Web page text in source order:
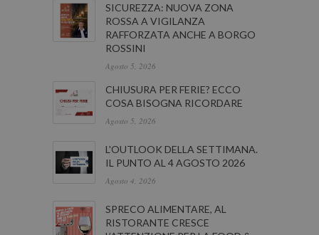
SICUREZZA: NUOVA ZONA
ROSSA A VIGILANZA
RAFFORZATA ANCHE A BORGO
ROSSINI
Agosto 5, 2026
CHIUSURA PER FERIE? ECCO
COSA BISOGNA RICORDARE
Agosto 5, 2026
L'OUTLOOK DELLA SETTIMANA.
IL PUNTO AL 4 AGOSTO 2026
Agosto 4, 2026
SPRECO ALIMENTARE, AL
RISTORANTE CRESCE